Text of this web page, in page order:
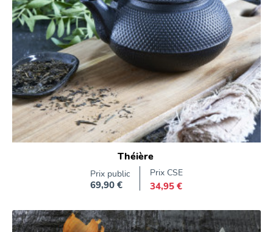
Théière
Prix public
Prix
69,90 €
Prix CSE
34,95 €